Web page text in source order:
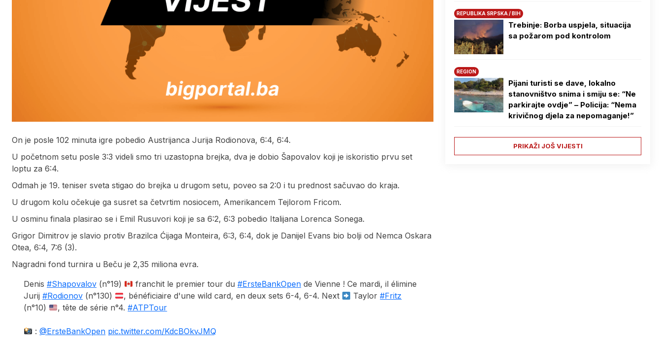
On je posle 102 minuta igre pobedio Austrijanca Jurija Rodionova, 6:4, 6:4.
U početnom setu posle 3:3 videli smo tri uzastopna brejka, dva je dobio Šapovalov koji je iskoristio prvu set
loptu za 6:4.
Odmah je 19. teniser sveta stigao do brejka u drugom setu, poveo sa 2:0 i tu prednost sačuvao do kraja.
U drugom kolu očekuje ga susret sa četvrtim nosiocem, Amerikancem Tejlorom Fricom.
U osminu finala plasirao se i Emil Rusuvori koji je sa 6:2, 6:3 pobedio Italijana Lorenca Sonega.
Grigor Dimitrov je slavio protiv Brazilca Ćijaga Monteira, 6:3, 6:4, dok je Danijel Evans bio bolji od Nemca Oskara
Otea, 6:4, 7:6 (3).
Nagradni fond turnira u Beču je 2,35 miliona evra.
Denis #Shapovalov (n°19) franchit le premier tour du#ErsteBankOpen de Vienne ! Ce mardi, il élimine
Jurij #Rodionov (n°130) , bénéficiaire d'une wild card, en deux sets 6-4, 6-4. Next Taylor#Fritz
(n°10)
, tête de série n°4.#ATPTour
:@ErsteBankOpen pic.twitter.com/KdcBOkvJMQ
REPUBLIKA SRPSKA / BIH
Trebinje: Borba uspjela, situacija
sa požarom pod kontrolom
REGION
Pijani turisti se dave, lokalno
stanovništvo snima i smiju se: “Ne
parkirajte ovdje” – Policija: “Nema
krivičnog djela za nepomaganje!”
PRIKAŽI JOŠ VIJESTI